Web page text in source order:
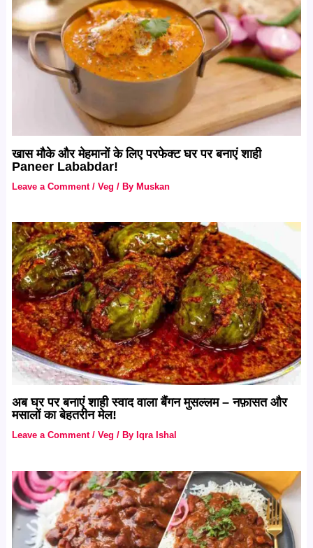
खास मौके और मेहमानों के लिए परफेक्ट घर पर बनाएं शाही
Paneer Lababdar!
Leave a Comment /Veg / By Muskan
अब घर पर बनाएं शाही स्वाद वाला बैंगन मुसल्लम – नफ़ासत और
मसालों का बेहतरीन मेल!
Leave a Comment /Veg / By Iqra Ishal